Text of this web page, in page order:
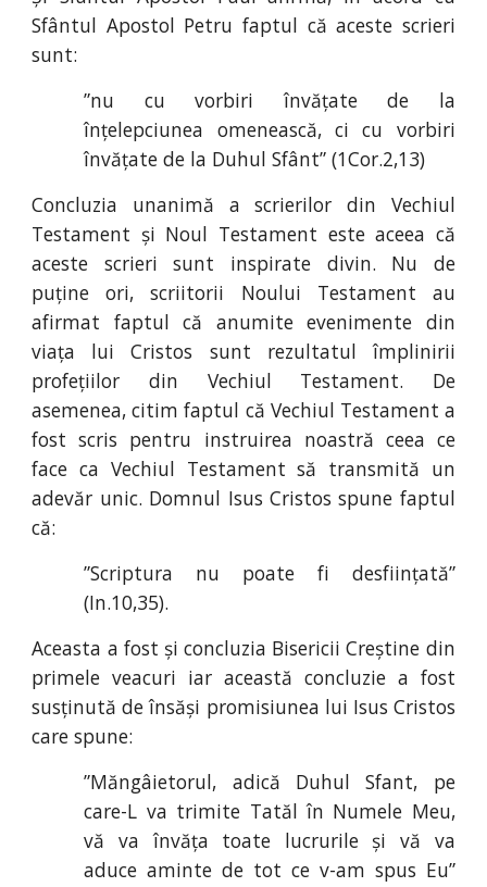
Sfântul Apostol Petru faptul că aceste scrieri
sunt:
”nu cu vorbiri învățate de la
înțelepciunea omenească, ci cu vorbiri
învățate de la Duhul Sfânt” (1Cor.2,13)
Concluzia unanimă a scrierilor din Vechiul
Testament și Noul Testament este aceea că
aceste scrieri sunt inspirate divin. Nu de
puține ori, scriitorii Noului Testament au
afirmat faptul că anumite evenimente din
viața lui Cristos sunt rezultatul împlinirii
profețiilor din Vechiul Testament. De
asemenea, citim faptul că Vechiul Testament a
fost scris pentru instruirea noastră ceea ce
face ca Vechiul Testament să transmită un
adevăr unic. Domnul Isus Cristos spune faptul
că:
”Scriptura nu poate fi desființată”
(In.10,35).
Aceasta a fost și concluzia Bisericii Creștine din
primele veacuri iar această concluzie a fost
susținută de însăși promisiunea lui Isus Cristos
care spune:
”Măngâietorul, adică Duhul Sfant, pe
care-L va trimite Tatăl în Numele Meu,
vă va învăța toate lucrurile și vă va
aduce aminte de tot ce v-am spus Eu”